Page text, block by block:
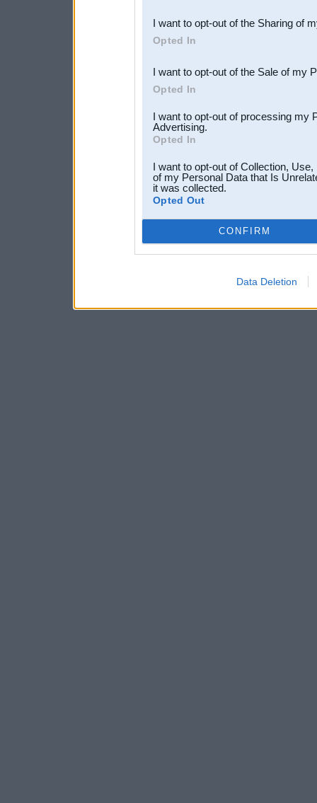
Downstream Participants
third parties.
I want to opt-out of the Sharing of
Opted In
I want to opt-out of the Sale of my
Opted In
I want to opt-out of processing my
Advertising.
Opted In
I want to opt-out of Collection,
of my Personal Data that Is
it was collected.
Opted Out
CONFIRM
Data Deletion